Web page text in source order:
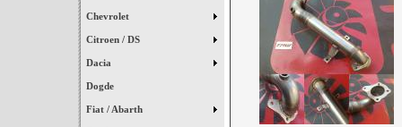
Chevrolet
Citroen / DS
Dacia
Dogde
Fiat / Abarth